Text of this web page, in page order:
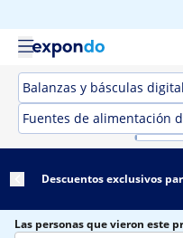
Balanzas y básculas
Fuentes de alimentación
Descuentos exclusivos
Las personas que vieron este